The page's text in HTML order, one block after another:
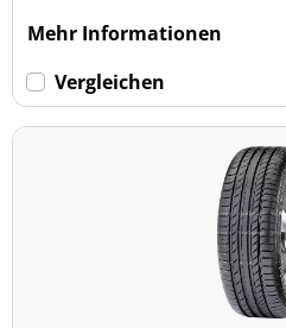
Mehr Informationen
Vergleichen